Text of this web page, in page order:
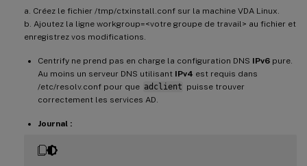
a. Créez le fichier /tmp/ctxinstall.conf sur la machine VDA Linux.
b. Ajoutez la ligne workgroup=<votre groupe de travail> au fichier et
enregistrez vos modifications.
Centrify ne prend pas en charge la configuration DNS IPv6 pure.
Au moins un serveur DNS utilisant IPv4 est requis dans
/etc/resolv.conf pour que adclient puisse trouver
correctement les services AD.
Journal :